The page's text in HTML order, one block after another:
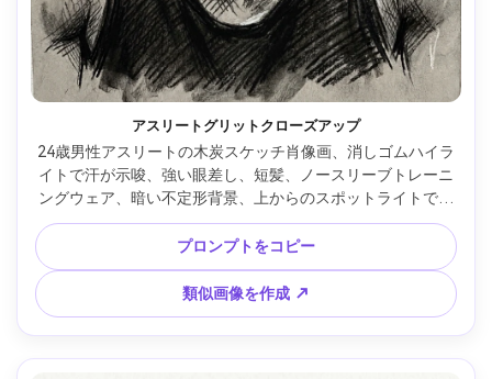
アスリートグリットクローズアップ
24歳男性アスリートの木炭スケッチ肖像画、消しゴムハイラ
イトで汗が示唆、強い眼差し、短髪、ノースリーブトレーニ
ングウェア、暗い不定形背景、上からのスポットライトで強
い眉の影、粗い木炭粒子、首と肩の荒々しいクロスハッチン
グ、鋭い顔の面、エネルギッシュなムード、高いリアリズ
ム、85mmレンズ、浅い被写界深度 --ar 4:5
プロンプトをコピー
類似画像を作成 ↗